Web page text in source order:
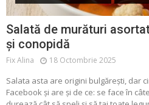
Salată de murături
și conopidă
Fix Alina 18 Octombrie 2025
Salata asta are origini bulgărești, dar
Facebook și are și de ce: se face în